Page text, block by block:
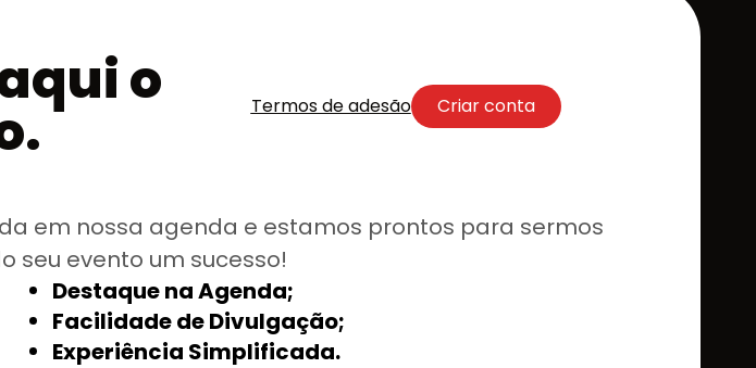
o Termos de adesão Criar conta
em nossa agenda e estamos prontos para sermos
seu evento um sucesso!
Destaque na Agenda;
Facilidade de Divulgação;
Experiência Simplificada.